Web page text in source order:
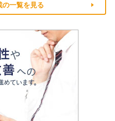
の一覧を見る